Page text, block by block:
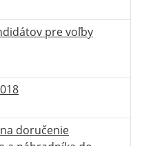
pre voľby
doručenie